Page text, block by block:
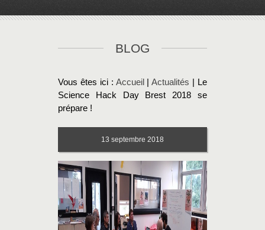
BLOG
Vous êtes ici : Accueil |Actualités | Le
Science Hack Day Brest 2018 se
prépare !
13 septembre 2018